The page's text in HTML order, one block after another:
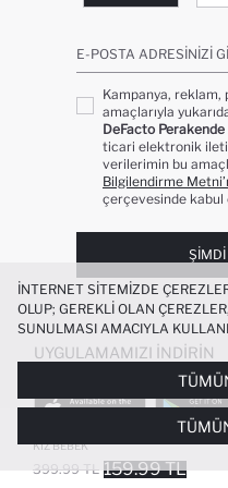
%100 PAMUK ÇIÇEKLI KOLSUZ
KIZ BEBEK
399.99 TL 159.99 TL
E-POSTA ADRESINIZI
Kampanya, reklam,
amaçlarıyla
DeFacto
ticari elektronik
verilerimin bu
Bilgilendirme
çerçevesinde kabul
UYGULAMAMIZI İNDIRIN
POPÜLER
İNTERNET SITEMIZDE
OLUP; GEREKLI OLAN
SUNULMASI AMACIYLA
ÜÇÜNCÜ TARAF ÇEREZLER ISE
DENEYIMI SUNULABILMESI,
KIŞISELLEŞTIRMESI VE AÇIK
YÖNELIK PAZARLAMA
SINIRLI OLARAK
ÇEREZ TERCIHLERIPANELI
ÇEREZLERLE ILGILI DAHA